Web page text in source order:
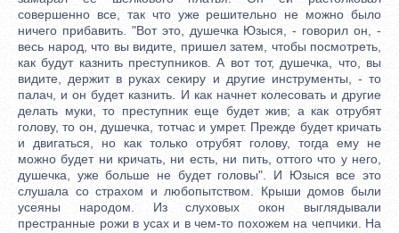
совершенно все, так что уже решительно не можно было
ничего прибавить. "Вот это, душечка Юзыся, - говорил он, -
весь народ, что вы видите, пришел затем, чтобы посмотреть,
как будут казнить преступников. А вот тот, душечка, что, вы
видите, держит в руках секиру и другие инструменты, - то
палач, и он будет казнить. И как начнет колесовать и другие
делать муки, то преступник еще будет жив; а как отрубят
голову, то он, душечка, тотчас и умрет. Прежде будет кричать
и двигаться, но как только отрубят голову, тогда ему не
можно будет ни кричать, ни есть, ни пить, оттого что у него,
душечка, уже больше не будет головы". И Юзыся все это
слушала со страхом и любопытством. Крыши домов были
усеяны народом. Из слуховых окон выглядывали
престранные рожи в усах и в чем-то похожем на чепчики. На